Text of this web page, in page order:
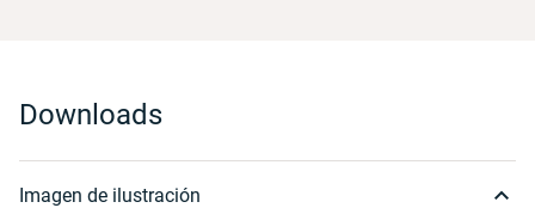
Downloads
Imagen de ilustración